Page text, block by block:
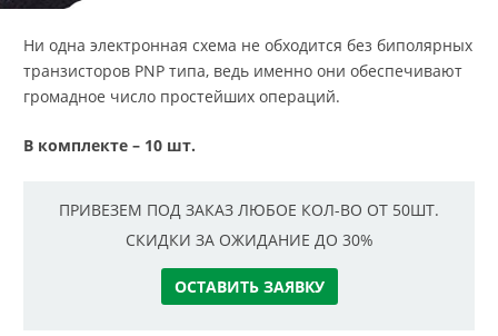
Ни одна электронная схема не обходится без биполярных
транзисторов PNP типа, ведь именно они обеспечивают
громадное число простейших операций.
В комплекте – 10 шт.
ПРИВЕЗЕМ ПОД ЗАКАЗ ЛЮБОЕ КОЛ-ВО ОТ 50ШТ.
СКИДКИ ЗА ОЖИДАНИЕ ДО 30%
ОСТАВИТЬ ЗАЯВКУ